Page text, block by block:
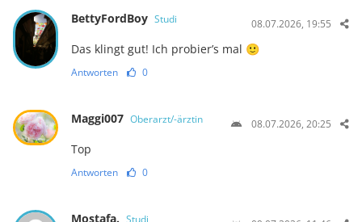
BettyFordBoy Studi 08.07.2026, 19:55
Das klingt gut! Ich probier’s mal 🙂
Antworten 0
Maggi007 Oberarzt/-ärztin 08.07.2026, 20:25
Top
Antworten 0
Mostafa.